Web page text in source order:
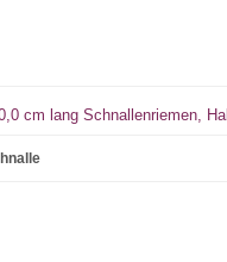
cm lang Schnallenriemen,